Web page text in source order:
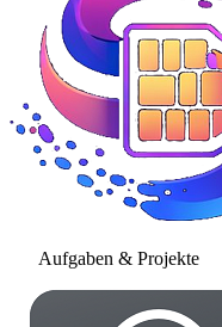
Aufgaben & Projekte